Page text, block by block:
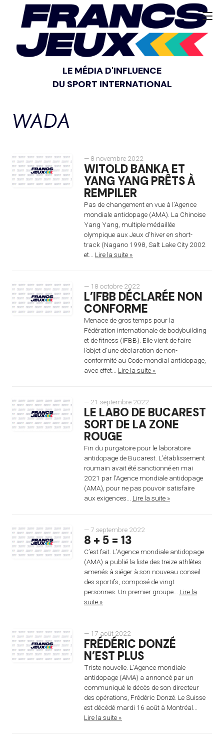
LE MÉDIA D'INFLUENCE
DU SPORT INTERNATIONAL
WADA
— 8 novembre 2022
WITOLD BANKA ET
YANG YANG PRÊTS À
REMPILER
Pas de changement en vue à l’Agence
mondiale antidopage (AMA). La Chinoise
Yang Yang, multiple médaillée
olympique aux Jeux d’hiver en short-
track (Nagano 1998, Salt Lake City 2002
et... Lire la suite »
— 18 octobre 2022
L’IFBB DÉCLARÉE NON
CONFORME
Menace de gros temps pour la
Fédération internationale de bodybuilding
et de fitness (IFBB). Elle vient de faire
l’objet d’une déclaration de non-
conformité au Code mondial antidopage,
avec effet... Lire la suite »
— 21 septembre 2022
LE LABO DE BUCAREST
SORT DE LA ZONE
ROUGE
Fin du purgatoire pour le laboratoire
antidopage de Bucarest. L’établissement
roumain avait été sanctionné en mai
2021 par l’Agence mondiale antidopage
(AMA), pour ne pas pouvoir satisfaire
aux exigences... Lire la suite »
— 7 septembre 2022
8 + 5 = 13
C’est fait. L’Agence mondiale antidopage
(AMA) a publié la liste des treize athlètes
amenés à siéger à son nouveau conseil
des sportifs, composé de vingt
personnes. Un premier groupe... Lire la
suite »
— 17 août 2022
FRÉDÉRIC DONZÉ
N’EST PLUS
Triste nouvelle. L’Agence mondiale
antidopage (AMA) a annoncé par un
communiqué le décès de son directeur
des opérations, Frédéric Donzé. Le Suisse
est décédé mardi 16 août à Montréal...
Lire la suite »